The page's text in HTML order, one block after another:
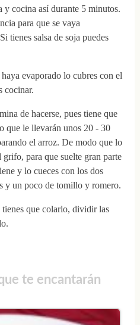
y cocina así durante 5 minutos.
para que se vaya
tienes salsa de soja puedes
evaporado lo cubres con el
cocinar.
de hacerse, pues tiene que
que le llevarán unos 20 - 30
el arroz. De modo que lo
grifo, para que suelte gran parte
y lo cueces con los dos
y un poco de tomillo y romero.
que colarlo, dividir las
te encantarán